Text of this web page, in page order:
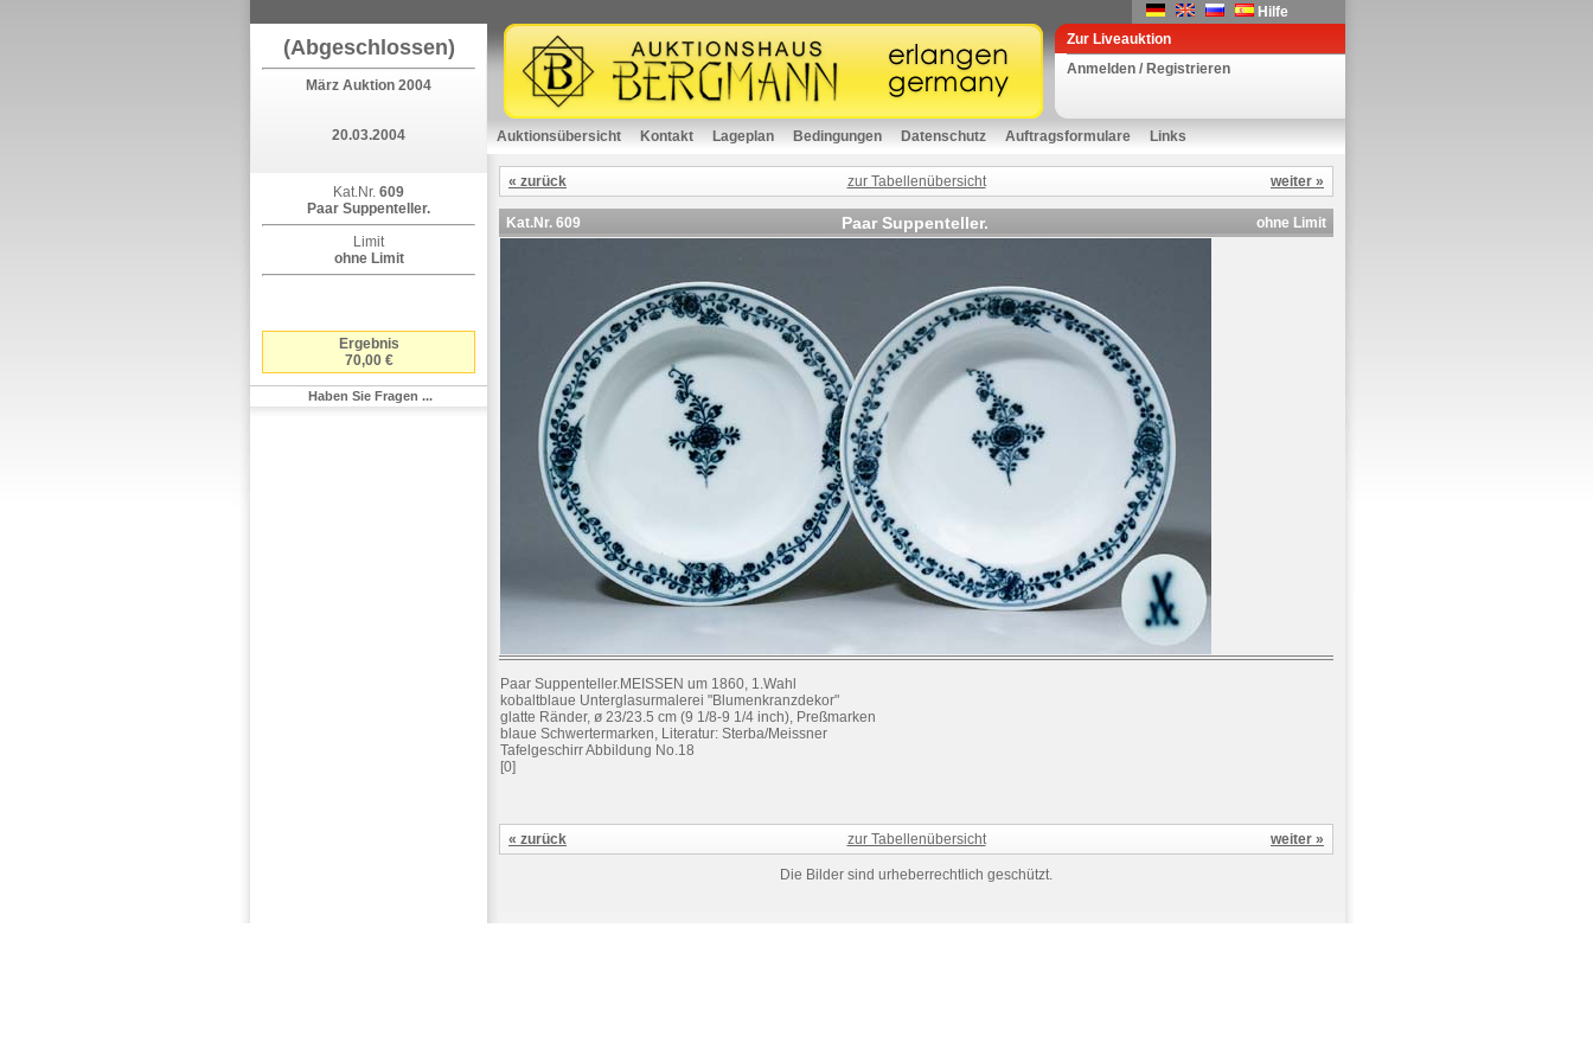
Hilfe
(Abgeschlossen)
März Auktion 2004
20.03.2004
Kat.Nr. 609
Paar Suppenteller.
Limit
ohne Limit
Ergebnis
70,00 €
Haben Sie Fragen ...
Zur Liveauktion
Anmelden / Registrieren
Auktionsübersicht Kontakt Lageplan Bedingungen Datenschutz Auftragsformulare Links
« zurück zur Tabellenübersicht weiter »
Kat.Nr. 609 Paar Suppenteller. ohne Limit
Paar Suppenteller.MEISSEN um 1860, 1.Wahl
kobaltblaue Unterglasurmalerei "Blumenkranzdekor"
glatte Ränder, ø 23/23.5 cm (9 1/8-9 1/4 inch), Preßmarken
blaue Schwertermarken, Literatur: Sterba/Meissner
Tafelgeschirr Abbildung No.18
[0]
« zurück zur Tabellenübersicht weiter »
Die Bilder sind urheberrechtlich geschützt.